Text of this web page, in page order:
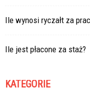
Ile wynosi ryczałt za
Ile jest płacone za staż?
KATEGORIE